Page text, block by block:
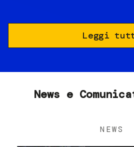
Leggi
News e
NEWS